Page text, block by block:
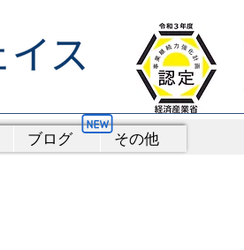
ブログ その他